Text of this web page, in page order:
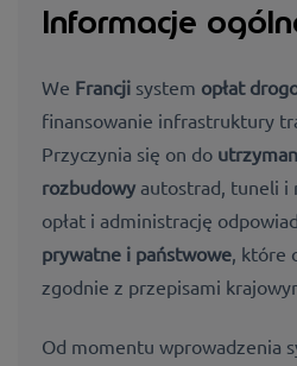
Informacje
We Francji system opłat
finansowanie infrastruktury
Przyczynia się on do
rozbudowy autostrad, tuneli i
opłat i administrację
prywatne i państwowe , które
zgodnie z przepisami
Od momentu wprowadzenia